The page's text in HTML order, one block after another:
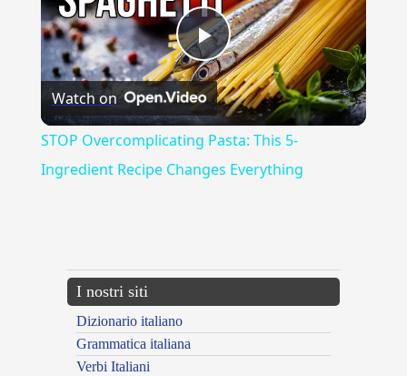
Play
Video
Watch on
STOP Overcomplicating Pasta: This 5-
Ingredient Recipe Changes Everything
I nostri siti
Dizionario italiano
Grammatica italiana
Verbi Italiani